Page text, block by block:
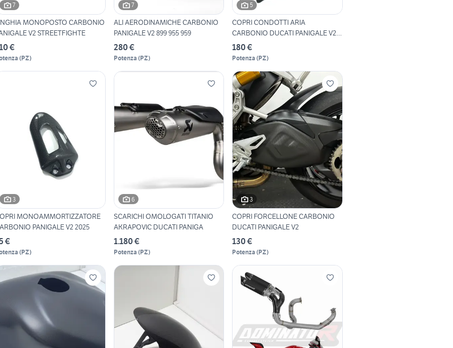
7
MONOPOSTO CARBONIO
V2 STREETFIGHTE
€
(PZ)
7
ALI AERODINAMICHE CARBONIO
PANIGALE V2 899 955 959
280 €
Potenza (PZ)
5
COPRI CONDOTTI ARIA
CARBONIO DUCATI PANIGALE V2
V2
180 €
Potenza (PZ)
3
MONOAMMORTIZZATORE
PANIGALE V2 2025
€
(PZ)
6
SCARICHI OMOLOGATI TITANIO
AKRAPOVIC DUCATI PANIGA
1.180 €
Potenza (PZ)
3
COPRI FORCELLONE CARBONIO
DUCATI PANIGALE V2
130 €
Potenza (PZ)